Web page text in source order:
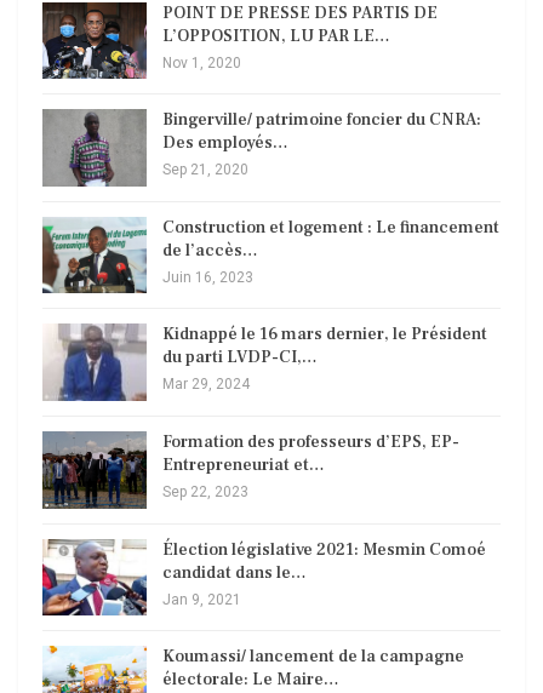
POINT DE PRESSE DES PARTIS DE
L’OPPOSITION, LU PAR LE…
Nov 1, 2020
Bingerville/ patrimoine foncier du CNRA:
Des employés…
Sep 21, 2020
Construction et logement : Le financement
de l’accès…
Juin 16, 2023
Kidnappé le 16 mars dernier, le Président
du parti LVDP-CI,…
Mar 29, 2024
Formation des professeurs d’EPS, EP-
Entrepreneuriat et…
Sep 22, 2023
Élection législative 2021: Mesmin Comoé
candidat dans le…
Jan 9, 2021
Koumassi/ lancement de la campagne
électorale: Le Maire…